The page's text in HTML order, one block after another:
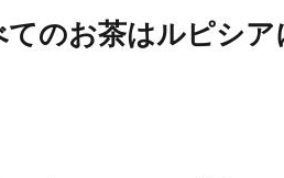
ピてのお茶はルピシ